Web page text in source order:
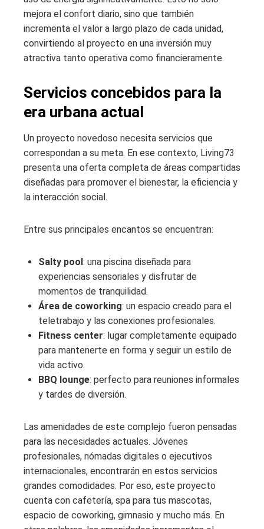
mejora el confort diario, sino que también
incrementa el valor a largo plazo de cada unidad,
convirtiendo al proyecto en una inversión muy
atractiva tanto operativa como financieramente.
Servicios concebidos para la
era urbana actual
Un proyecto novedoso necesita servicios que
correspondan a su meta. En ese contexto, Living73
presenta una oferta completa de áreas compartidas
diseñadas para promover el bienestar, la eficiencia y
la interacción social.
Entre sus principales encantos se encuentran:
Salty pool : una piscina diseñada para
experiencias sensoriales y disfrutar de
momentos de tranquilidad.
Área de coworking: un espacio creado para el
teletrabajo y las conexiones profesionales.
Fitness center: lugar completamente equipado
para mantenerte en forma y seguir un estilo de
vida activo.
BBQ lounge: perfecto para reuniones informales
y tardes de diversión.
Las amenidades de este complejo fueron pensadas
para las necesidades actuales. Jóvenes
profesionales, nómadas digitales o ejecutivos
internacionales, encontrarán en estos servicios
grandes comodidades. Por eso, este proyecto
cuenta con cafetería, spa para tus mascotas,
espacio de coworking, gimnasio y mucho más. En